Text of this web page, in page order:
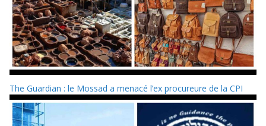
The Guardian : le Mossad a menacé l’ex procureure de la CPI